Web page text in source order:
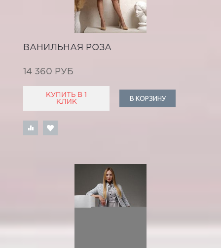
ВАНИЛЬНАЯ РОЗА
14 360 РУБ
КУПИТЬ В 1
КЛИК
В КОРЗИНУ